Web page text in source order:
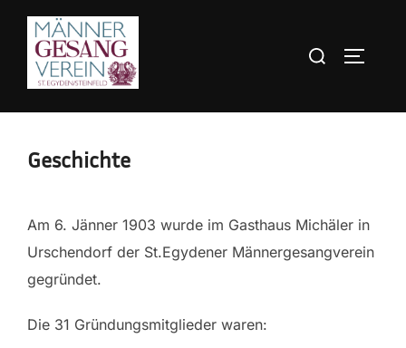
Zum
Inhalt
springen
Suchen
Geschichte
Am 6. Jänner 1903 wurde im Gasthaus Michäler in
Urschendorf der St.Egydener Männergesangverein
gegründet.
Die 31 Gründungsmitglieder waren: